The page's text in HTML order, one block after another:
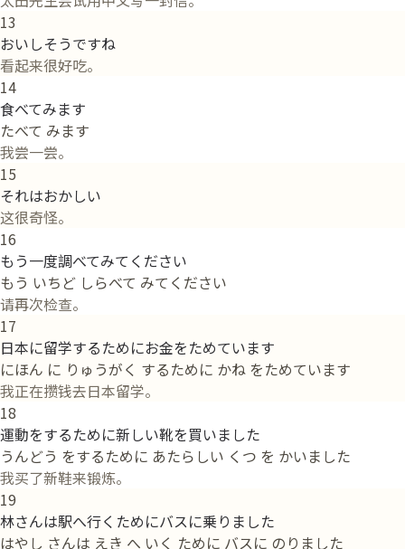
13
おいしそうですね
看起来很好吃。
14
食べてみます
たべて みます
我尝一尝。
15
それはおかしい
这很奇怪。
16
もう一度調べてみてください
もう いちど しらべて みてください
请再次检查。
17
日本に留学するためにお金をためています
にほん に りゅうがく するために かね をためています
我正在攒钱去日本留学。
18
運動をするために新しい靴を買いました
うんどう をするために あたらしい くつ を かいました
我买了新鞋来锻炼。
19
林さんは駅へ行くためにバスに乗りました
はやし さんは えき へ いく ために バスに のりました